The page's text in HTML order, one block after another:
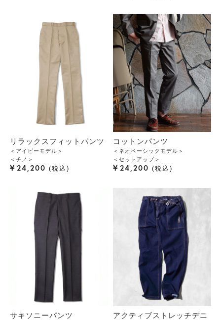
リラックスフィットパンツ
＜アイビーモデル＞
＜チノ＞
¥ 24,200 税込
コットンパンツ
＜ネオベーシックモデル＞
＜セットアップ＞
¥ 24,200 税込
サキソニーパンツ アクティブストレッチデニ